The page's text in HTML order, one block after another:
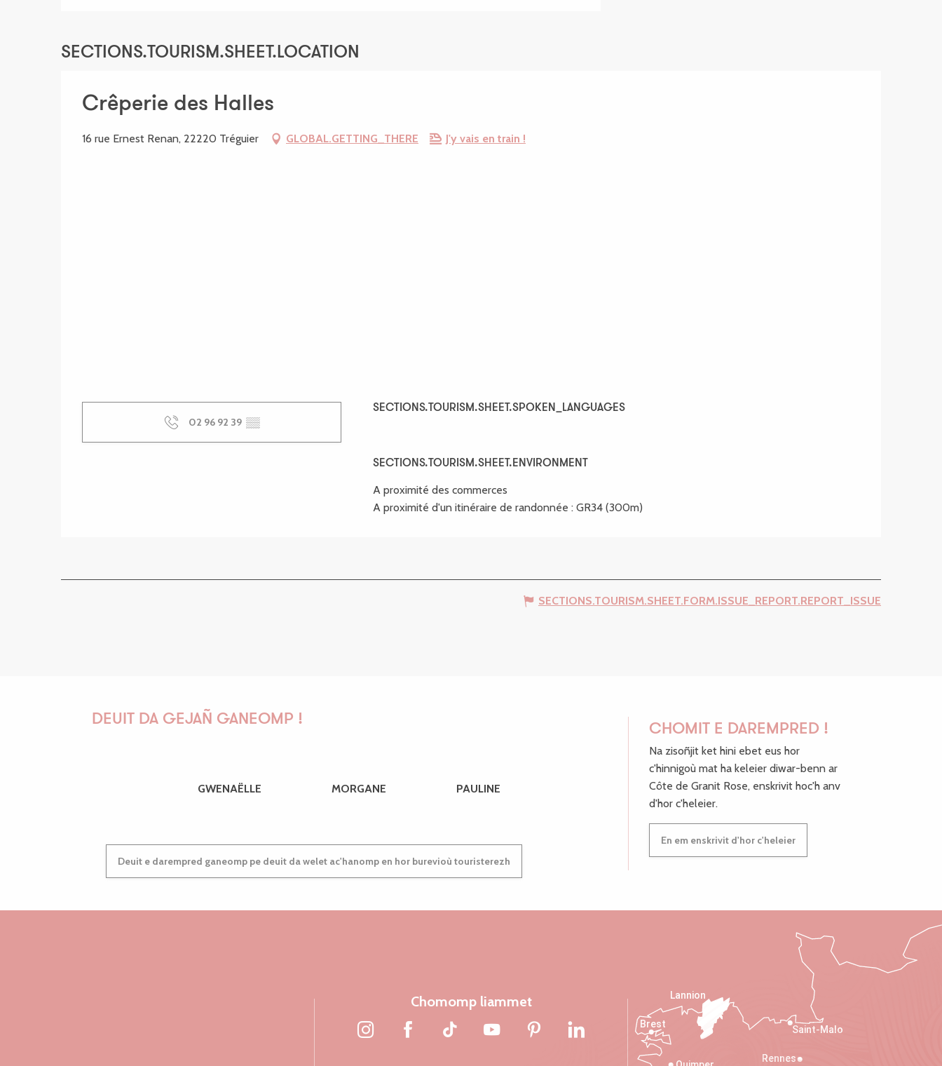
SECTIONS.TOURISM.SHEET.LOCATION
Crêperie des Halles
16 rue Ernest Renan, 22220 Tréguier GLOBAL.GETTING_THERE J'y vais en train !
02 96 92 39 ▒▒
SECTIONS.TOURISM.SHEET.SPOKEN_LANGUAGES
SECTIONS.TOURISM.SHEET.SPOKEN_LANGUAGES
SECTIONS.TOURISM.SHEET.ENVIRONMENT
SECTIONS.TOURISM.SHEET.ENVIRONMENT
A proximité des commerces
A proximité d'un itinéraire de randonnée : GR34 (300m)
SECTIONS.TOURISM.SHEET.FORM.ISSUE_REPORT.REPORT_ISSUE
DEUIT DA GEJAÑ GANEOMP !
GWENAËLLE MORGANE PAULINE
Deuit e darempred ganeomp pe deuit da welet ac'hanomp en hor burevioù touristerezh
CHOMIT E DAREMPRED !
Na zisoñjit ket hini ebet eus hor
c'hinnigoù mat ha keleier diwar-benn ar
Côte de Granit Rose, enskrivit hoc'h anv
d'hor c'heleier.
En em enskrivit d'hor c'heleier
Chomomp liammet
Saint-Malo
Rennes
Lannion
Brest